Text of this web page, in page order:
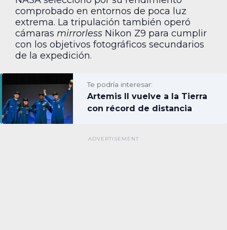
comprobado en entornos de poca luz
extrema. La tripulación también operó
cámaras mirrorless Nikon Z9 para cumplir
con los objetivos fotográficos secundarios
de la expedición.
Te podría interesar:
Artemis II vuelve a la Tierra
con récord de distancia